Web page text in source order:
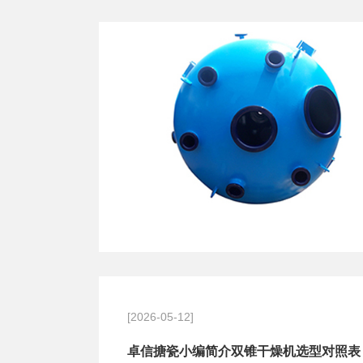
[2026-05-12]
卓信搪瓷小编简介双锥干燥机选型对照表